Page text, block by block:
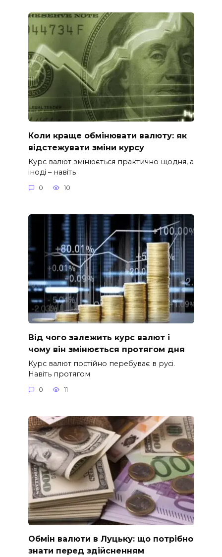
Коли краще обмінювати валюту: як
відстежувати зміни курсу
Курс валют змінюється практично щодня, а
іноді – навіть
0 10
Від чого залежить курс валют і
чому він змінюється протягом дня
Курс валют постійно перебуває в русі.
Навіть протягом
0 11
Обмін валюти в Луцьку: що потрібно
знати перед здійсненням